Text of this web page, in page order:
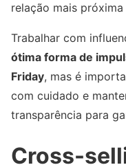
relação mais próxima
Trabalhar com
ótima forma de
Friday, mas é
com cuidado e
transparência para
Cross-